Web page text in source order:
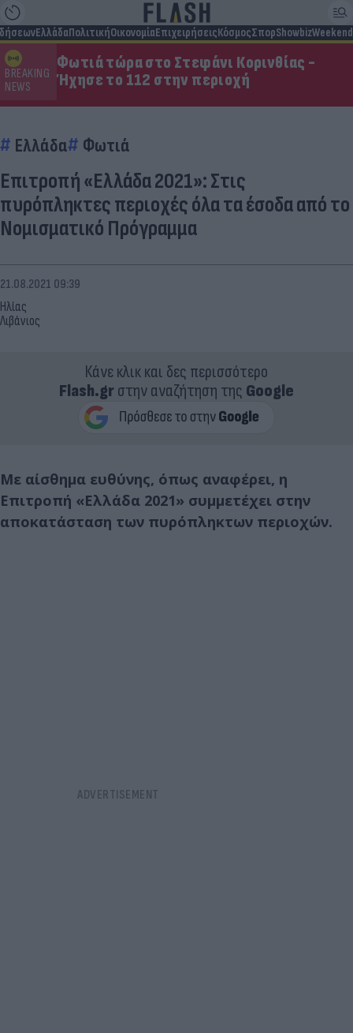
ΕλλάδαΠολιτικήΟικονομίαΕπιχειρήσειςΚόσμοςΣπορShowbizWeekend
BREAKING
NEWS
Φωτιά τώρα στο Στεφάνι Κορινθίας -
Ήχησε το 112 στην περιοχή
Ελλάδα Φωτιά
Επιτροπή «Ελλάδα 2021»: Στις
πυρόπληκτες περιοχές όλα τα έσοδα από το
Νομισματικό Πρόγραμμα
Ηλίας
Λιβάνιος
21.08.2021 09:39
Κάνε κλικ και δες περισσότερο
Flash.grστην αναζήτηση της Google
Με αίσθημα ευθύνης, όπως αναφέρει, η
Επιτροπή «Ελλάδα 2021» συμμετέχει στην
αποκατάσταση των πυρόπληκτων περιοχών.